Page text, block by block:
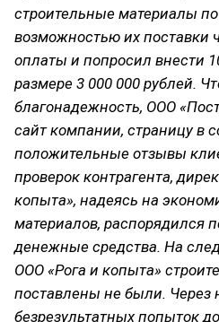
строительные материалы
возможностью их поставки
оплаты и попросил внести
размере 3 000 000 рублей.
благонадежность, ООО
сайт компании, страницу в
положительные отзывы
проверок контрагента,
копыта», надеясь на
материалов, распорядился
денежные средства. На
ООО «Рога и копыта»
поставлены не были. Через
безрезультатных попыток